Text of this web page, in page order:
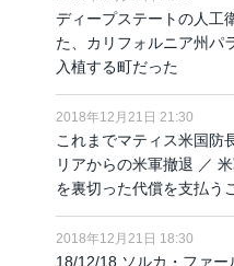
ディープステートの人工
た、カリフォルニア州
入植する町だった
2018年12月21日 21:30
これまでマティス米国防
リアからの米軍撤退 ／
を裏切った代償を支払う
2018年12月21日 18:30
18/12/18 ソルカ・ファー